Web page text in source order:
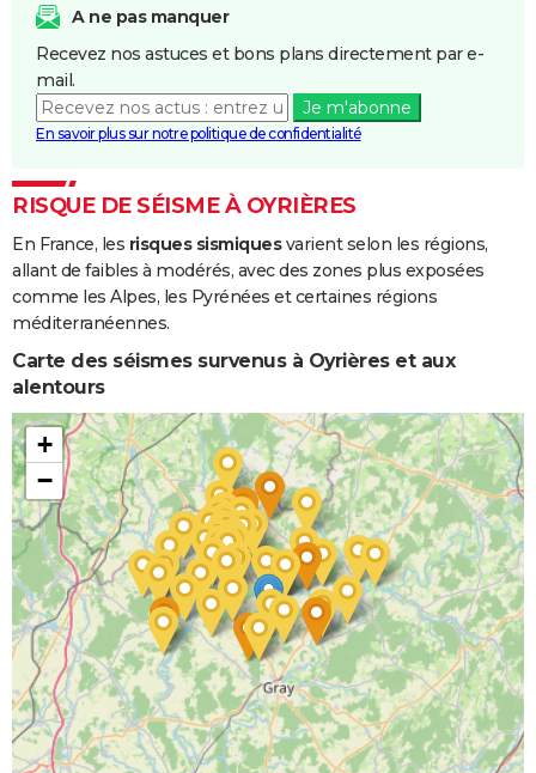
A ne pas manquer
Recevez nos astuces et bons plans directement par e-
mail.
Je m'abonne
En savoir plus sur notre politique de confidentialité
RISQUE DE SÉISME À OYRIÈRES
En France, les risques sismiquesvarient selon les régions,
allant de faibles à modérés, avec des zones plus exposées
comme les Alpes, les Pyrénées et certaines régions
méditerranéennes.
Carte des séismes survenus à Oyrières et aux
alentours
+
−